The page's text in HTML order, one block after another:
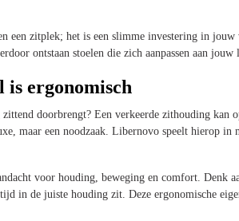
een zitplek; het is een slimme investering in
ontstaan stoelen die zich aanpassen aan
is ergonomisch
doorbrengt? Een verkeerde zithouding
maar een noodzaak. Libernovo speelt hierop
voor houding, beweging en comfort. Denk
in de juiste houding zit. Deze ergonomische